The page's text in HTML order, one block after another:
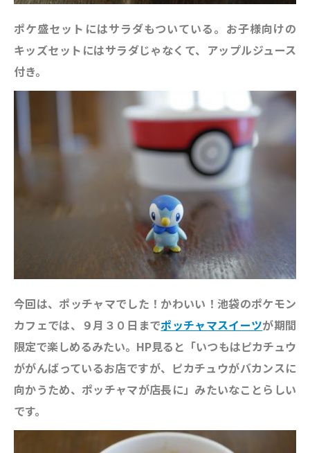
ポケ盛セットにはサラダもついている。お子様向けの
キッズセットにはサラダじゃなくて、アップルジュース
付き。
今回は、ポッチャマでした！かわいい！池袋のポケモン
カフェでは、９月３０日までポッチャマスイーツが期間
限定で楽しめるみたい。 HP見ると「いつもはピカチュウ
ががんばっているお店ですが、ピカチュウがバカンスに
向かうため、ポッチャマが店長に」みたいなことらしい
です。